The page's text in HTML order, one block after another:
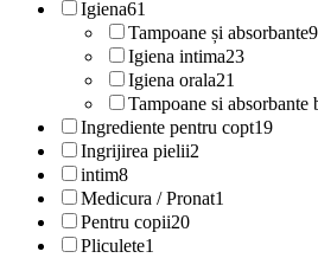
Igiena61
Tampoane și absorbante9
Igiena intima23
Igiena orala21
Tampoane si absorbante
Ingrediente pentru copt19
Ingrijirea pielii2
intim8
Medicura / Pronat1
Pentru copii20
Pliculete1